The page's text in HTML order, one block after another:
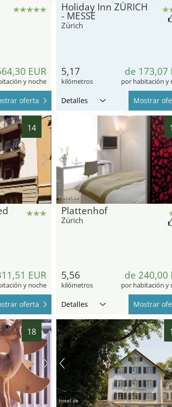
EUR
y noche
oferta
Holiday Inn ZÜRICH
- MESSE
Zürich
5,17
kilómetros
de 173,07
por habitación y
Detalles Mostrar
14
EUR
y noche
oferta
hotel.de
Plattenhof
Zürich
5,56
kilómetros
de 240,00
por habitación y
Detalles Mostrar
18
hotel.de